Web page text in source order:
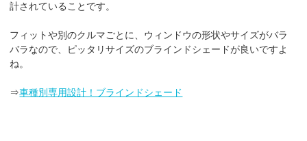
計されていることです。
フィットや別のクルマごとに、ウィンドウの形状やサイズがバラ
バラなので、ピッタリサイズのブラインドシェードが良いですよ
ね。
⇒車種別専用設計！ブラインドシェード